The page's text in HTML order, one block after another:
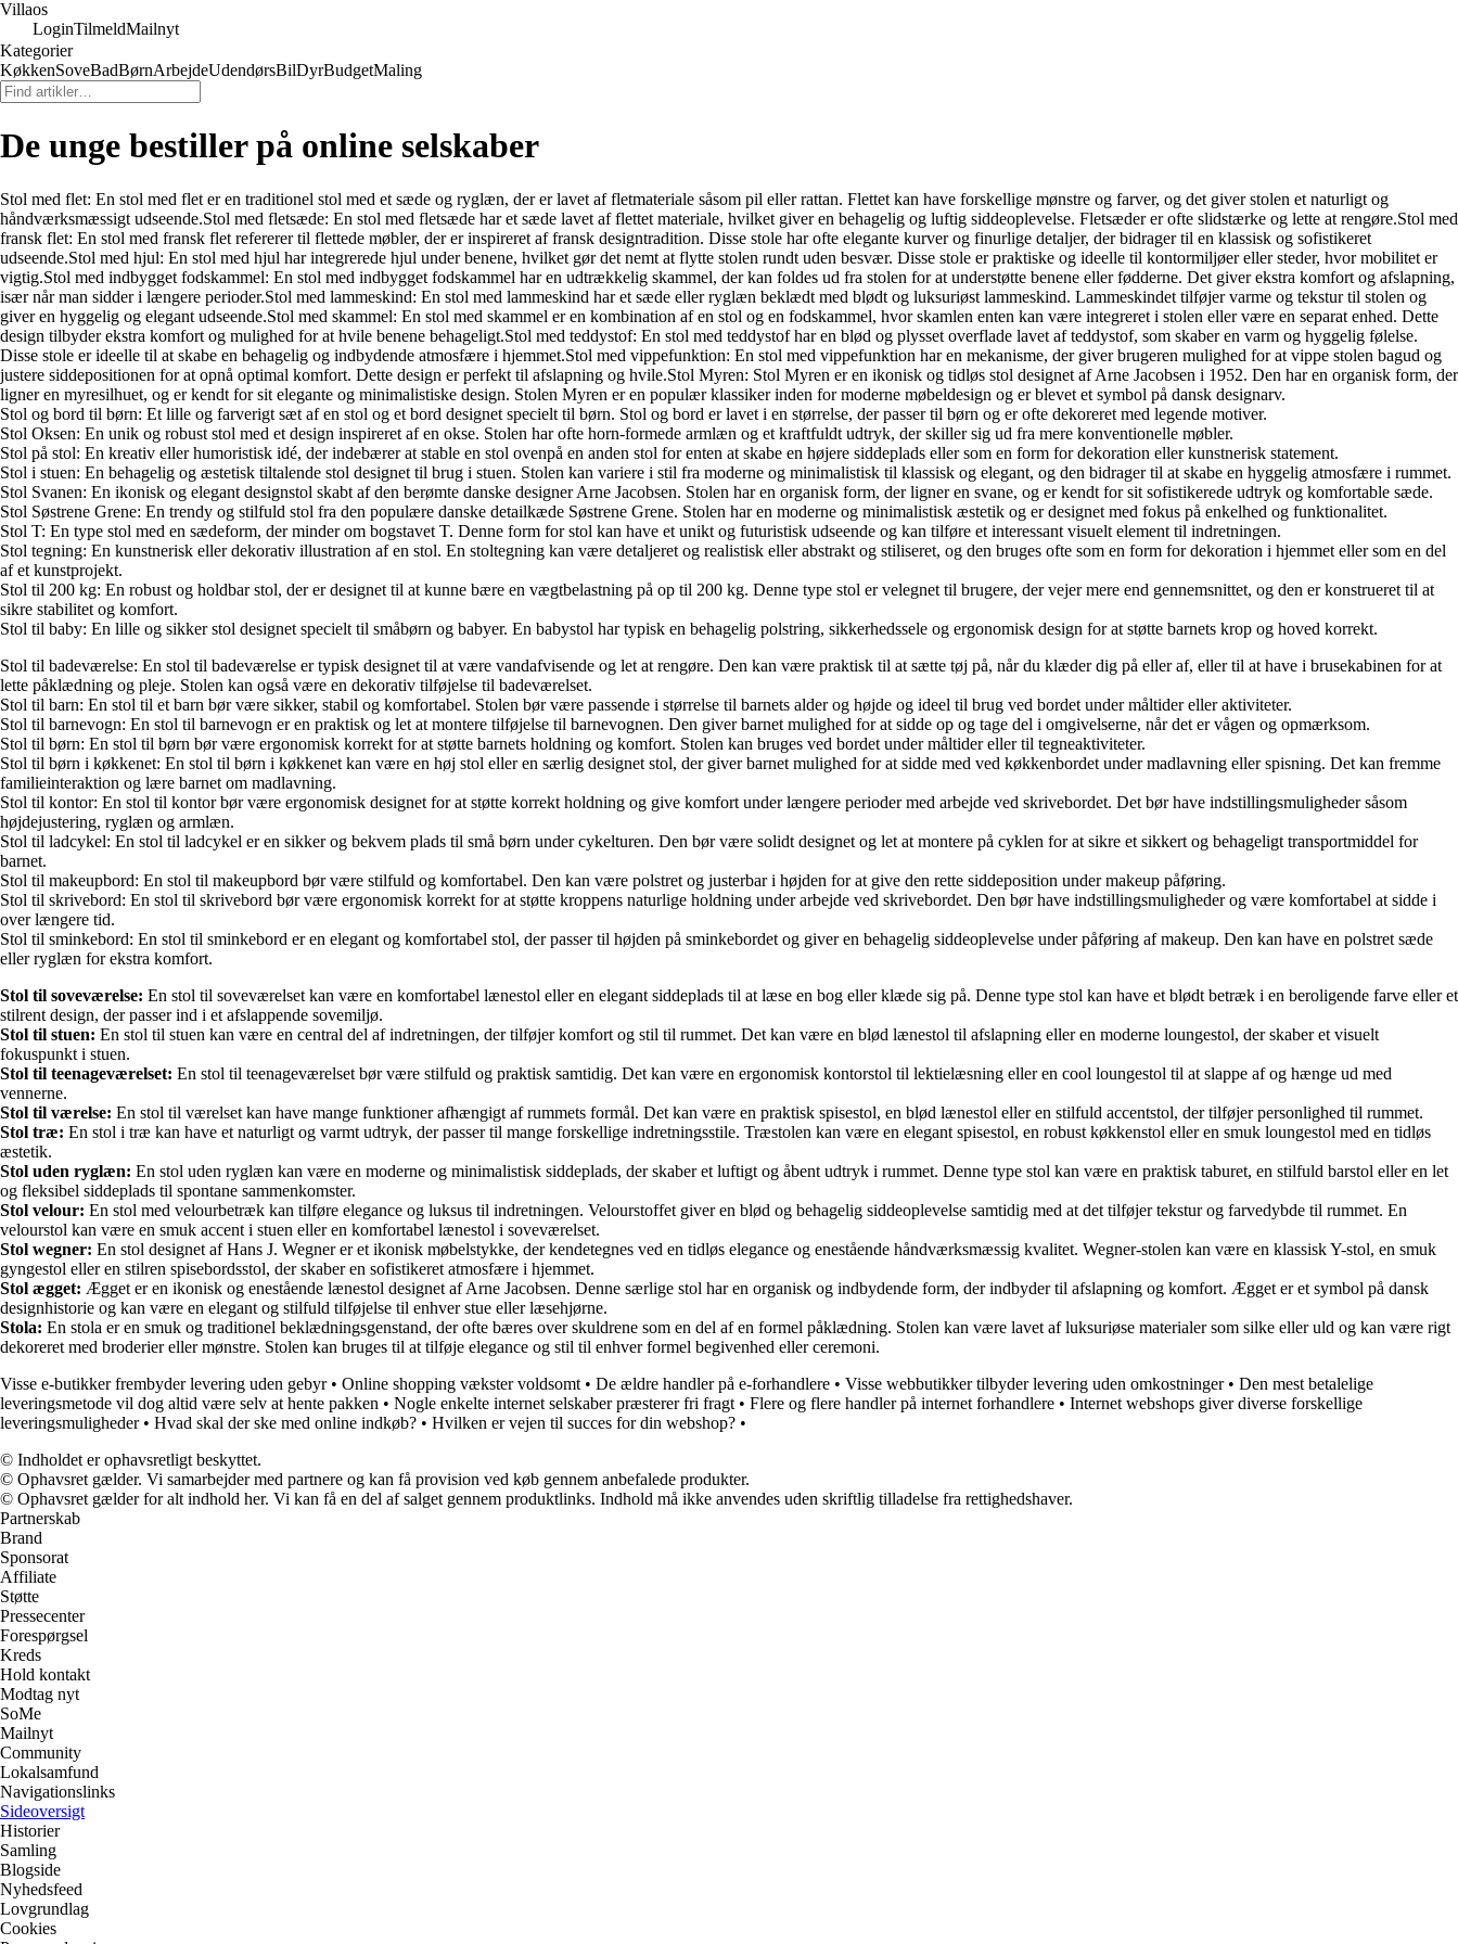
Villaos
LoginTilmeldMailnyt
Kategorier
KøkkenSoveBadBørnArbejdeUdendørsBilDyrBudgetMaling
De unge bestiller på online selskaber
Stol med flet: En stol med flet er en traditionel stol med et sæde og ryglæn, der er lavet af fletmateriale såsom pil eller rattan. Flettet kan have forskellige mønstre og farver, og det giver stolen et naturligt og
håndværksmæssigt udseende.Stol med fletsæde: En stol med fletsæde har et sæde lavet af flettet materiale, hvilket giver en behagelig og luftig siddeoplevelse. Fletsæder er ofte slidstærke og lette at rengøre.Stol med
fransk flet: En stol med fransk flet refererer til flettede møbler, der er inspireret af fransk designtradition. Disse stole har ofte elegante kurver og finurlige detaljer, der bidrager til en klassisk og sofistikeret
udseende.Stol med hjul: En stol med hjul har integrerede hjul under benene, hvilket gør det nemt at flytte stolen rundt uden besvær. Disse stole er praktiske og ideelle til kontormiljøer eller steder, hvor mobilitet er
vigtig.Stol med indbygget fodskammel: En stol med indbygget fodskammel har en udtrækkelig skammel, der kan foldes ud fra stolen for at understøtte benene eller fødderne. Det giver ekstra komfort og afslapning,
især når man sidder i længere perioder.Stol med lammeskind: En stol med lammeskind har et sæde eller ryglæn beklædt med blødt og luksuriøst lammeskind. Lammeskindet tilføjer varme og tekstur til stolen og
giver en hyggelig og elegant udseende.Stol med skammel: En stol med skammel er en kombination af en stol og en fodskammel, hvor skamlen enten kan være integreret i stolen eller være en separat enhed. Dette
design tilbyder ekstra komfort og mulighed for at hvile benene behageligt.Stol med teddystof: En stol med teddystof har en blød og plysset overflade lavet af teddystof, som skaber en varm og hyggelig følelse.
Disse stole er ideelle til at skabe en behagelig og indbydende atmosfære i hjemmet.Stol med vippefunktion: En stol med vippefunktion har en mekanisme, der giver brugeren mulighed for at vippe stolen bagud og
justere siddepositionen for at opnå optimal komfort. Dette design er perfekt til afslapning og hvile.Stol Myren: Stol Myren er en ikonisk og tidløs stol designet af Arne Jacobsen i 1952. Den har en organisk form, der
ligner en myresilhuet, og er kendt for sit elegante og minimalistiske design. Stolen Myren er en populær klassiker inden for moderne møbeldesign og er blevet et symbol på dansk designarv.
Stol og bord til børn: Et lille og farverigt sæt af en stol og et bord designet specielt til børn. Stol og bord er lavet i en størrelse, der passer til børn og er ofte dekoreret med legende motiver.
Stol Oksen: En unik og robust stol med et design inspireret af en okse. Stolen har ofte horn-formede armlæn og et kraftfuldt udtryk, der skiller sig ud fra mere konventionelle møbler.
Stol på stol: En kreativ eller humoristisk idé, der indebærer at stable en stol ovenpå en anden stol for enten at skabe en højere siddeplads eller som en form for dekoration eller kunstnerisk statement.
Stol i stuen: En behagelig og æstetisk tiltalende stol designet til brug i stuen. Stolen kan variere i stil fra moderne og minimalistisk til klassisk og elegant, og den bidrager til at skabe en hyggelig atmosfære i rummet.
Stol Svanen: En ikonisk og elegant designstol skabt af den berømte danske designer Arne Jacobsen. Stolen har en organisk form, der ligner en svane, og er kendt for sit sofistikerede udtryk og komfortable sæde.
Stol Søstrene Grene: En trendy og stilfuld stol fra den populære danske detailkæde Søstrene Grene. Stolen har en moderne og minimalistisk æstetik og er designet med fokus på enkelhed og funktionalitet.
Stol T: En type stol med en sædeform, der minder om bogstavet T. Denne form for stol kan have et unikt og futuristisk udseende og kan tilføre et interessant visuelt element til indretningen.
Stol tegning: En kunstnerisk eller dekorativ illustration af en stol. En stoltegning kan være detaljeret og realistisk eller abstrakt og stiliseret, og den bruges ofte som en form for dekoration i hjemmet eller som en del
af et kunstprojekt.
Stol til 200 kg: En robust og holdbar stol, der er designet til at kunne bære en vægtbelastning på op til 200 kg. Denne type stol er velegnet til brugere, der vejer mere end gennemsnittet, og den er konstrueret til at
sikre stabilitet og komfort.
Stol til baby: En lille og sikker stol designet specielt til småbørn og babyer. En babystol har typisk en behagelig polstring, sikkerhedssele og ergonomisk design for at støtte barnets krop og hoved korrekt.
Stol til badeværelse: En stol til badeværelse er typisk designet til at være vandafvisende og let at rengøre. Den kan være praktisk til at sætte tøj på, når du klæder dig på eller af, eller til at have i brusekabinen for at
lette påklædning og pleje. Stolen kan også være en dekorativ tilføjelse til badeværelset.
Stol til barn: En stol til et barn bør være sikker, stabil og komfortabel. Stolen bør være passende i størrelse til barnets alder og højde og ideel til brug ved bordet under måltider eller aktiviteter.
Stol til barnevogn: En stol til barnevogn er en praktisk og let at montere tilføjelse til barnevognen. Den giver barnet mulighed for at sidde op og tage del i omgivelserne, når det er vågen og opmærksom.
Stol til børn: En stol til børn bør være ergonomisk korrekt for at støtte barnets holdning og komfort. Stolen kan bruges ved bordet under måltider eller til tegneaktiviteter.
Stol til børn i køkkenet: En stol til børn i køkkenet kan være en høj stol eller en særlig designet stol, der giver barnet mulighed for at sidde med ved køkkenbordet under madlavning eller spisning. Det kan fremme
familieinteraktion og lære barnet om madlavning.
Stol til kontor: En stol til kontor bør være ergonomisk designet for at støtte korrekt holdning og give komfort under længere perioder med arbejde ved skrivebordet. Det bør have indstillingsmuligheder såsom
højdejustering, ryglæn og armlæn.
Stol til ladcykel: En stol til ladcykel er en sikker og bekvem plads til små børn under cykelturen. Den bør være solidt designet og let at montere på cyklen for at sikre et sikkert og behageligt transportmiddel for
barnet.
Stol til makeupbord: En stol til makeupbord bør være stilfuld og komfortabel. Den kan være polstret og justerbar i højden for at give den rette siddeposition under makeup påføring.
Stol til skrivebord: En stol til skrivebord bør være ergonomisk korrekt for at støtte kroppens naturlige holdning under arbejde ved skrivebordet. Den bør have indstillingsmuligheder og være komfortabel at sidde i
over længere tid.
Stol til sminkebord: En stol til sminkebord er en elegant og komfortabel stol, der passer til højden på sminkebordet og giver en behagelig siddeoplevelse under påføring af makeup. Den kan have en polstret sæde
eller ryglæn for ekstra komfort.
Stol til soveværelse: En stol til soveværelset kan være en komfortabel lænestol eller en elegant siddeplads til at læse en bog eller klæde sig på. Denne type stol kan have et blødt betræk i en beroligende farve eller et
stilrent design, der passer ind i et afslappende sovemiljø.
Stol til stuen: En stol til stuen kan være en central del af indretningen, der tilføjer komfort og stil til rummet. Det kan være en blød lænestol til afslapning eller en moderne loungestol, der skaber et visuelt
fokuspunkt i stuen.
Stol til teenageværelset: En stol til teenageværelset bør være stilfuld og praktisk samtidig. Det kan være en ergonomisk kontorstol til lektielæsning eller en cool loungestol til at slappe af og hænge ud med
vennerne.
Stol til værelse: En stol til værelset kan have mange funktioner afhængigt af rummets formål. Det kan være en praktisk spisestol, en blød lænestol eller en stilfuld accentstol, der tilføjer personlighed til rummet.
Stol træ: En stol i træ kan have et naturligt og varmt udtryk, der passer til mange forskellige indretningsstile. Træstolen kan være en elegant spisestol, en robust køkkenstol eller en smuk loungestol med en tidløs
æstetik.
Stol uden ryglæn: En stol uden ryglæn kan være en moderne og minimalistisk siddeplads, der skaber et luftigt og åbent udtryk i rummet. Denne type stol kan være en praktisk taburet, en stilfuld barstol eller en let
og fleksibel siddeplads til spontane sammenkomster.
Stol velour: En stol med velourbetræk kan tilføre elegance og luksus til indretningen. Velourstoffet giver en blød og behagelig siddeoplevelse samtidig med at det tilføjer tekstur og farvedybde til rummet. En
velourstol kan være en smuk accent i stuen eller en komfortabel lænestol i soveværelset.
Stol wegner: En stol designet af Hans J. Wegner er et ikonisk møbelstykke, der kendetegnes ved en tidløs elegance og enestående håndværksmæssig kvalitet. Wegner-stolen kan være en klassisk Y-stol, en smuk
gyngestol eller en stilren spisebordsstol, der skaber en sofistikeret atmosfære i hjemmet.
Stol ægget: Ægget er en ikonisk og enestående lænestol designet af Arne Jacobsen. Denne særlige stol har en organisk og indbydende form, der indbyder til afslapning og komfort. Ægget er et symbol på dansk
designhistorie og kan være en elegant og stilfuld tilføjelse til enhver stue eller læsehjørne.
Stola: En stola er en smuk og traditionel beklædningsgenstand, der ofte bæres over skuldrene som en del af en formel påklædning. Stolen kan være lavet af luksuriøse materialer som silke eller uld og kan være rigt
dekoreret med broderier eller mønstre. Stolen kan bruges til at tilføje elegance og stil til enhver formel begivenhed eller ceremoni.
Visse e-butikker frembyder levering uden gebyr• Online shopping vækster voldsomt • De ældre handler på e-forhandlere • Visse webbutikker tilbyder levering uden omkostninger• Den mest betalelige
leveringsmetode vil dog altid være selv at hente pakken • Nogle enkelte internet selskaber præsterer fri fragt • Flere og flere handler på internet forhandlere • Internet webshops giver diverse forskellige
leveringsmuligheder• Hvad skal der ske med online indkøb? • Hvilken er vejen til succes for din webshop? •
© Indholdet er ophavsretligt beskyttet.
© Ophavsret gælder. Vi samarbejder med partnere og kan få provision ved køb gennem anbefalede produkter.
© Ophavsret gælder for alt indhold her. Vi kan få en del af salget gennem produktlinks. Indhold må ikke anvendes uden skriftlig tilladelse fra rettighedshaver.
Partnerskab
Brand
Sponsorat
Affiliate
Støtte
Pressecenter
Forespørgsel
Kreds
Hold kontakt
Modtag nyt
SoMe
Mailnyt
Community
Lokalsamfund
Navigationslinks
Sideoversigt
Historier
Samling
Blogside
Nyhedsfeed
Lovgrundlag
Cookies